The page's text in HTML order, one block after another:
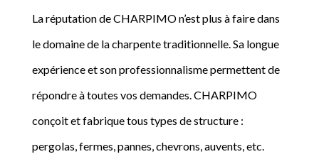
La réputation de CHARPIMO n’est plus à faire dans
le domaine de la charpente traditionnelle. Sa longue
expérience et son professionnalisme permettent de
répondre à toutes vos demandes. CHARPIMO
conçoit et fabrique tous types de structure :
pergolas, fermes, pannes, chevrons, auvents, etc.